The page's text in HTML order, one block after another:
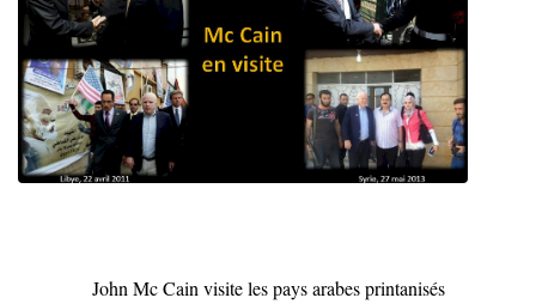
John Mc Cain visite les pays arabes printanisés